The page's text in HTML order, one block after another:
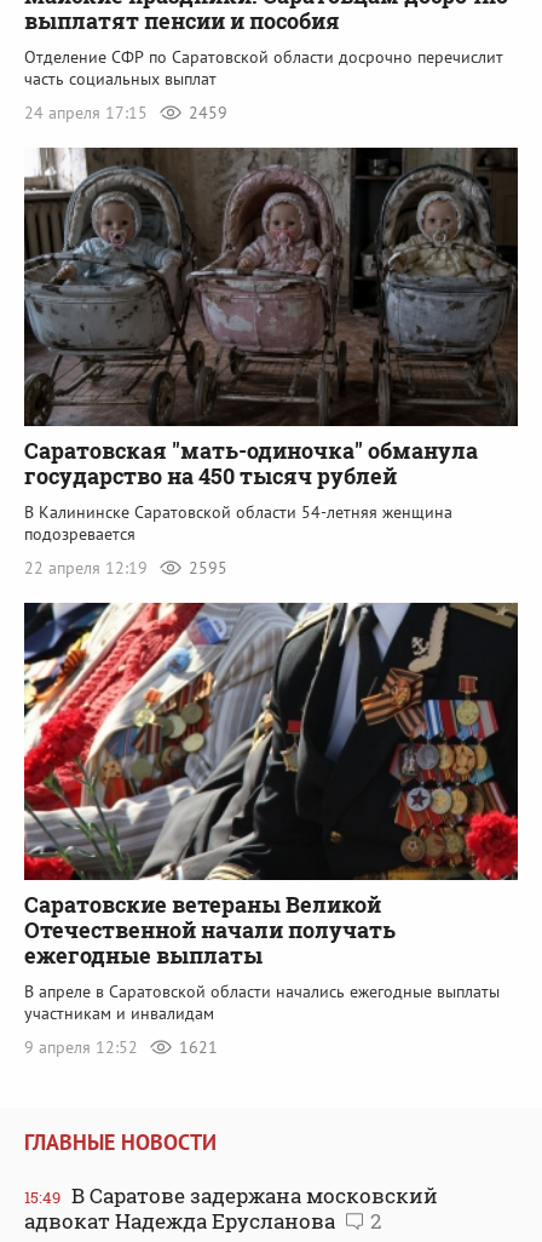
выплатят пенсии и пособия
Отделение СФР по Саратовской области досрочно перечислит
часть социальных выплат
24 апреля 17:15
2459
Саратовская "мать-одиночка" обманула
государство на 450 тысяч рублей
В Калининске Саратовской области 54-летняя женщина
подозревается
22 апреля 12:19
2595
Саратовские ветераны Великой
Отечественной начали получать
ежегодные выплаты
В апреле в Саратовской области начались ежегодные выплаты
участникам и инвалидам
9 апреля 12:52
1621
ГЛАВНЫЕ НОВОСТИ
15:49 В Саратове задержана московский
адвокат Надежда Ерусланова
2